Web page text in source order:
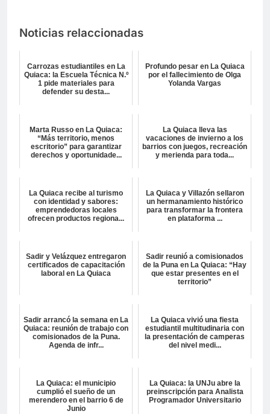
Noticias relaccionadas
Carrozas estudiantiles en La
Quiaca: la Escuela Técnica N.º
1 pide materiales para
defender su desta...
Profundo pesar en La Quiaca
por el fallecimiento de Olga
Yolanda Vargas
Marta Russo en La Quiaca:
“Más territorio, menos
escritorio” para garantizar
derechos y oportunidade...
La Quiaca lleva las
vacaciones de invierno a los
barrios con juegos, recreación
y merienda para toda...
La Quiaca recibe al turismo
con identidad y sabores:
emprendedoras locales
ofrecen productos regiona...
La Quiaca y Villazón sellaron
un hermanamiento histórico
para transformar la frontera
en plataforma ...
Sadir y Velázquez entregaron
certificados de capacitación
laboral en La Quiaca
Sadir reunió a comisionados
de la Puna en La Quiaca: “Hay
que estar presentes en el
territorio”
Sadir arrancó la semana en La
Quiaca: reunión de trabajo con
comisionados de la Puna.
Agenda de infr...
La Quiaca vivió una fiesta
estudiantil multitudinaria con
la presentación de camperas
del nivel medi...
La Quiaca: el municipio
cumplió el sueño de un
merendero en el barrio 6 de
Junio
La Quiaca: la UNJu abre la
preinscripción para Analista
Programador Universitario